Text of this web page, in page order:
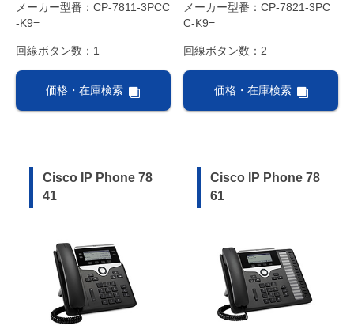
メーカー型番：CP-7811-3PCC
-K9=
回線ボタン数：1
価格・在庫検索
メーカー型番：CP-7821-3PC
C-K9=
回線ボタン数：2
価格・在庫検索
Cisco IP Phone 78
41
Cisco IP Phone 78
61